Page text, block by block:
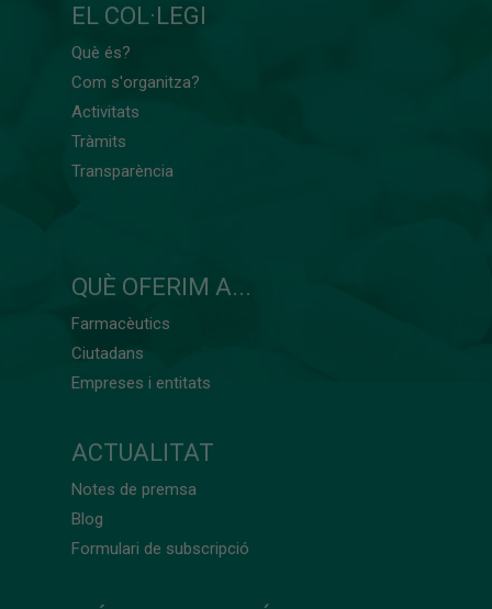
EL COL·LEGI
Què és?
Com s'organitza?
Activitats
Tràmits
Transparència
QUÈ OFERIM A...
Farmacèutics
Ciutadans
Empreses i entitats
ACTUALITAT
Notes de premsa
Blog
Formulari de subscripció